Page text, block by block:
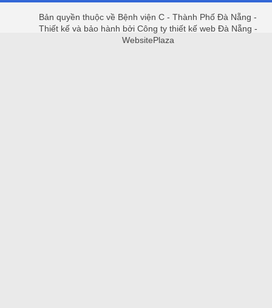
Bản quyền thuộc về Bệnh viện C - Thành Phố Đà Nẵng -
Thiết kế và bảo hành bởi Công ty thiết kế web Đà Nẵng -
WebsitePlaza